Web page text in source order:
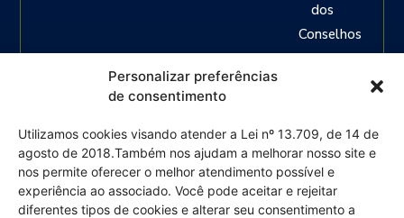
Personalizar preferências
de consentimento
Utilizamos cookies visando atender a Lei nº 13.709, de 14 de
agosto de 2018.Também nos ajudam a melhorar nosso site e
nos permite oferecer o melhor atendimento possível e
experiência ao associado. Você pode aceitar e rejeitar
diferentes tipos de cookies e alterar seu consentimento a
dos
Conselhos
Regionais
ou seja:
Engenheiros
em
geral,